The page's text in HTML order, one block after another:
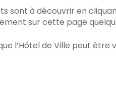
sont à découvrir en
sur cette page
l’Hôtel de Ville peut être